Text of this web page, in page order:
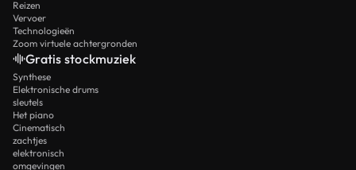
Reizen
Vervoer
Technologieën
Zoom virtuele achtergronden
Gratis stockmuziek
Synthese
Elektronische drums
sleutels
Het piano
Cinematisch
zachtjes
elektronisch
omgevingen